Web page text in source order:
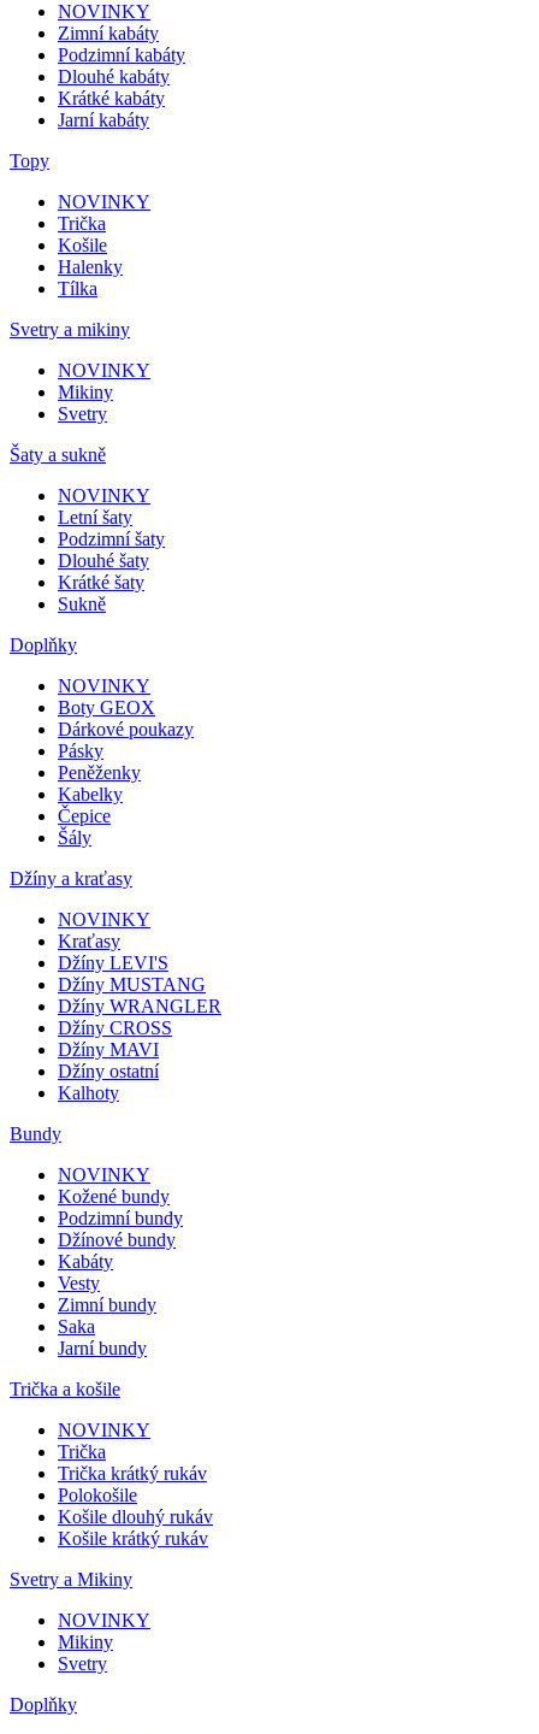
NOVINKY
Zimní kabáty
Podzimní kabáty
Dlouhé kabáty
Krátké kabáty
Jarní kabáty
Topy
NOVINKY
Trička
Košile
Halenky
Tílka
Svetry a mikiny
NOVINKY
Mikiny
Svetry
Šaty a sukně
NOVINKY
Letní šaty
Podzimní šaty
Dlouhé šaty
Krátké šaty
Sukně
Doplňky
NOVINKY
Boty GEOX
Dárkové poukazy
Pásky
Peněženky
Kabelky
Čepice
Šály
Džíny a kraťasy
NOVINKY
Kraťasy
Džíny LEVI'S
Džíny MUSTANG
Džíny WRANGLER
Džíny CROSS
Džíny MAVI
Džíny ostatní
Kalhoty
Bundy
NOVINKY
Kožené bundy
Podzimní bundy
Džínové bundy
Kabáty
Vesty
Zimní bundy
Saka
Jarní bundy
Trička a košile
NOVINKY
Trička
Trička krátký rukáv
Polokošile
Košile dlouhý rukáv
Košile krátký rukáv
Svetry a Mikiny
NOVINKY
Mikiny
Svetry
Doplňky